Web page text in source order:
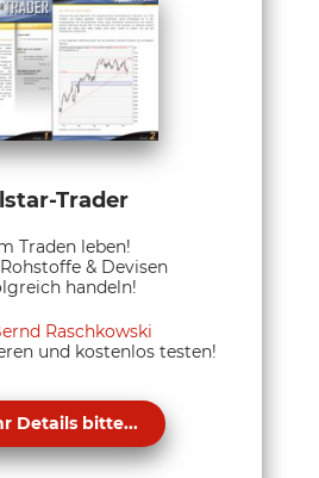
Trader
Traden leben!
& Devisen
handeln!
Raschkowski
und kostenlos testen!
Details bitte...